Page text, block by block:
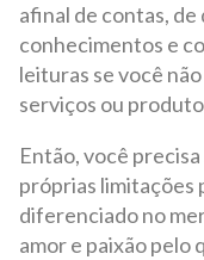
afinal de contas, de
conhecimentos e
leituras se você
serviços ou
Então, você
próprias limitações
diferenciado no
amor e paixão pelo